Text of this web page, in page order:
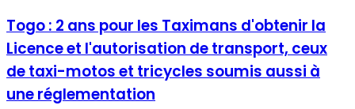
Togo : 2 ans pour les Taximans d'obtenir la
Licence et l'autorisation de transport, ceux
de taxi-motos et tricycles soumis aussi à
une réglementation